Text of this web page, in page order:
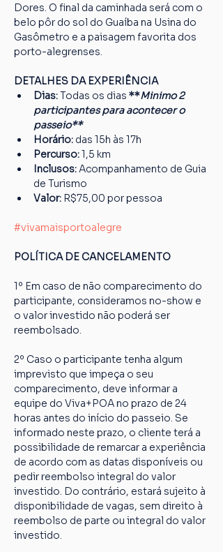
Dores. O final da caminhada será com o
belo pôr do sol do Guaíba na Usina do
Gasômetro e a paisagem favorita dos
porto-alegrenses.
DETALHES DA EXPERIÊNCIA
Dias: Todas os dias **Minimo 2
participantes para acontecer o
passeio**
Horário: das 15h às 17h
Percurso: 1,5 km
Inclusos: Acompanhamento de Guia
de Turismo
Valor: R$75,00 por pessoa
#vivamaisportoalegre
POLÍTICA DE CANCELAMENTO
1º Em caso de não comparecimento do
participante, consideramos no-show e
o valor investido não poderá ser
reembolsado.
2º Caso o participante tenha algum
imprevisto que impeça o seu
comparecimento, deve informar a
equipe do Viva+POA no prazo de 24
horas antes do início do passeio. Se
informado neste prazo, o cliente terá a
possibilidade de remarcar a experiência
de acordo com as datas disponíveis ou
pedir reembolso integral do valor
investido. Do contrário, estará sujeito à
disponibilidade de vagas, sem direito à
reembolso de parte ou integral do valor
investido.